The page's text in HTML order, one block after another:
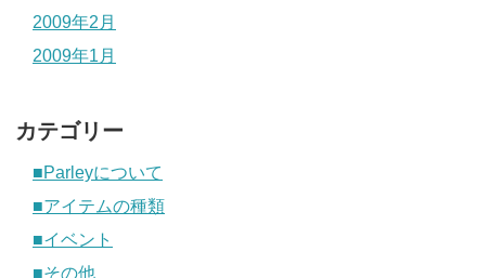
2009年2月
2009年1月
カテゴリー
■Parleyについて
■アイテムの種類
■イベント
■その他